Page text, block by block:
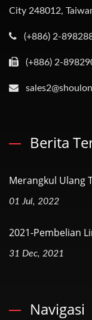
City 248012,
(+886) 2-
(+886) 2-
Berita
Merangkul Ulang
01 Jul, 2022
2021-Pembelian
31 Dec, 2021
Navigasi